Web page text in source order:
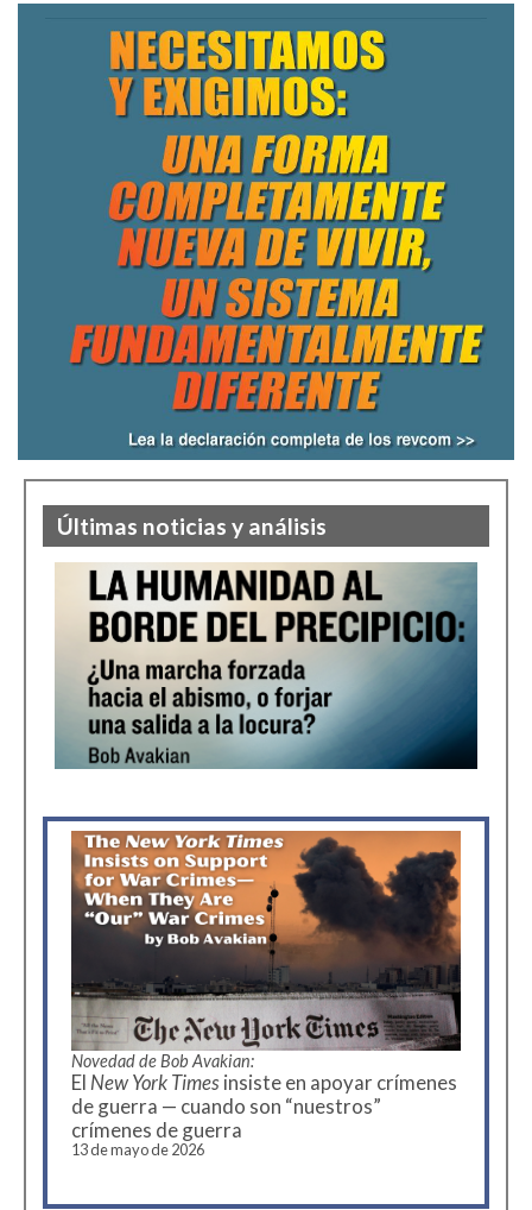
Últimas noticias y análisis
Novedad de Bob Avakian:
El New York Timesinsiste en apoyar crímenes
de guerra — cuando son “nuestros”
crímenes de guerra
13 de mayo de 2026